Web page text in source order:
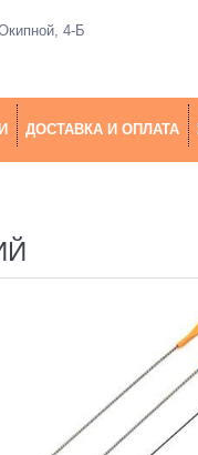
4-Б
ДОСТАВКА И ОПЛАТА